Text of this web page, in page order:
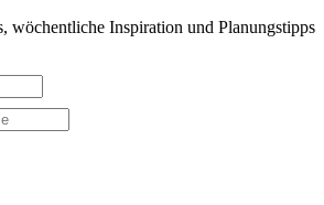
wöchentliche Inspiration und Planungstipps